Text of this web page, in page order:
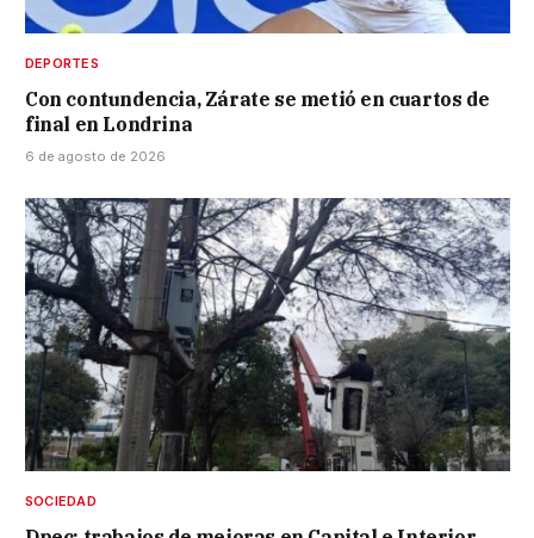
DEPORTES
Con contundencia, Zárate se metió en cuartos de
final en Londrina
6 de agosto de 2026
SOCIEDAD